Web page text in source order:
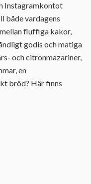
Instagramkontot
både vardagens
fluffiga kakor,
godis och matiga
och citronmazariner,
en
bröd? Här finns